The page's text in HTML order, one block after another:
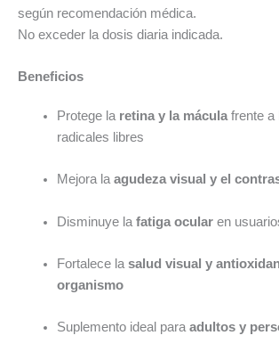
según recomendación médica.
No exceder la dosis diaria indicada.
Beneficios
Protege la retina y la máculafrente a
radicales libres
Mejora laagudeza visual y el
Disminuye la fatiga ocularen
Fortalece la salud visual y
organismo
Suplemento ideal paraadultos y